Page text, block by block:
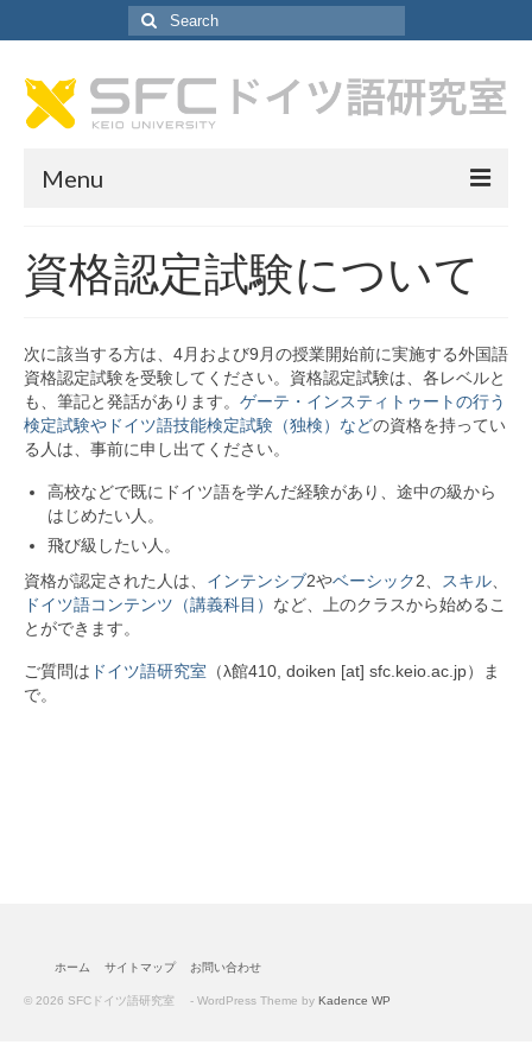
Search
for:
Menu
ドイツ語研究室について
研究室アシスタント紹介
SA採用情報
カリキュラム
カリキュラム
SFCのドイツ語教育
学生プロジェクト紹介
教材
留学
資格認定試験について
次に該当する方は、4月および9月の授業開始前に実施する外国語
資格認定試験を受験してください。資格認定試験は、各レベルと
も、筆記と発話があります。 ゲーテ・インスティトゥートの行う
検定試験やドイツ語技能検定試験（独検）などの資格を持ってい
る人は、事前に申し出てください。
高校などで既にドイツ語を学んだ経験があり、途中の級から
はじめたい人。
飛び級したい人。
資格が認定された人は、 インテンシブ2やベーシック2、 スキル
ドイツ語コンテンツ（講義科目） など、上のクラスから始めるこ
とができます。
ご質問は ドイツ語研究室 （λ館410, doiken [at] sfc.keio.ac.jp）ま
で。
ホーム サイトマップ お問い合わせ
© 2026 SFCドイツ語研究室 - WordPress Theme by Kadence WP